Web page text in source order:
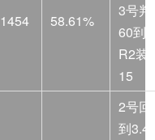
1454 58.61%
3号
60到
R2装
15
2号
到